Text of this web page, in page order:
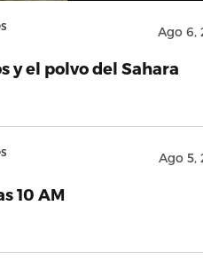
Ago 6,
y el polvo del Sahara
Ago 5,
10 AM